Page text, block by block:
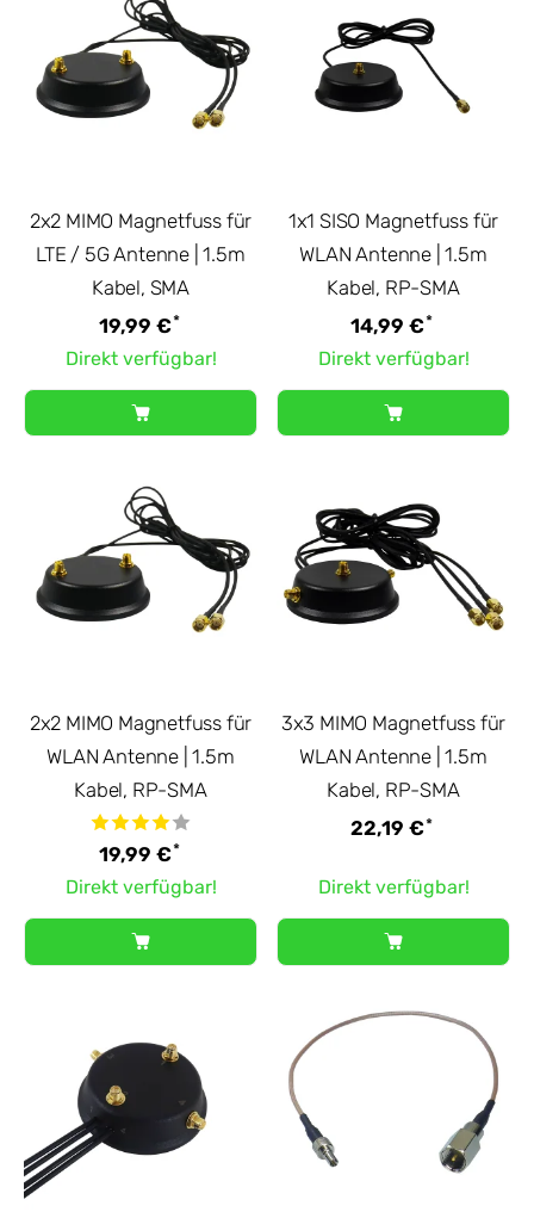
2x2 MIMO Magnetfuss für
LTE / 5G Antenne | 1.5m
Kabel, SMA
19,99 €*
Direkt verfügbar!
1x1 SISO Magnetfuss für
WLAN Antenne | 1.5m
Kabel, RP-SMA
14,99 €*
Direkt verfügbar!
2x2 MIMO Magnetfuss für
WLAN Antenne | 1.5m
Kabel, RP-SMA
19,99 €*
Direkt verfügbar!
3x3 MIMO Magnetfuss für
WLAN Antenne | 1.5m
Kabel, RP-SMA
22,19 €*
Direkt verfügbar!